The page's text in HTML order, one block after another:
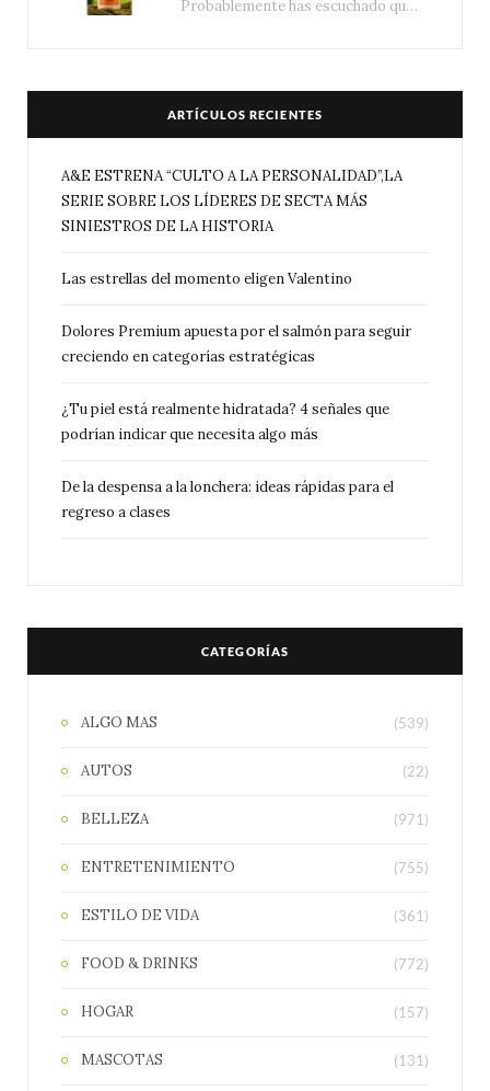
Probablemente has escuchado que el cuidado e hidratación corporal se suele asociar únicamente con una…
ARTÍCULOS RECIENTES
A&E ESTRENA “CULTO A LA PERSONALIDAD”,LA
SERIE SOBRE LOS LÍDERES DE SECTA MÁS
SINIESTROS DE LA HISTORIA
Las estrellas del momento eligen Valentino
Dolores Premium apuesta por el salmón para seguir
creciendo en categorías estratégicas
¿Tu piel está realmente hidratada? 4 señales que
podrían indicar que necesita algo más
De la despensa a la lonchera: ideas rápidas para el
regreso a clases
CATEGORÍAS
ALGO MAS (539)
AUTOS (22)
BELLEZA (971)
ENTRETENIMIENTO (755)
ESTILO DE VIDA (361)
FOOD & DRINKS (772)
HOGAR (157)
MASCOTAS (131)